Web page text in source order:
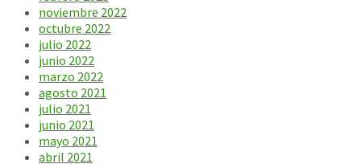
noviembre 2022
octubre 2022
julio 2022
junio 2022
marzo 2022
agosto 2021
julio 2021
junio 2021
mayo 2021
abril 2021